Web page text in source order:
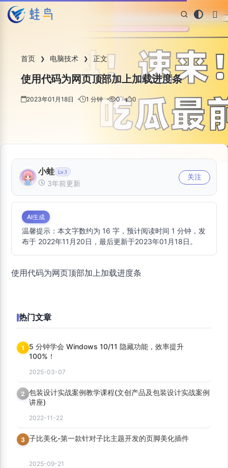
首页 ❯ 电脑技术 ❯ 正文
使用代码为网页顶部加上加载进度条
2023年01月18日 1 分钟 0 0
小蛙 Lv.1
3年前更新
关注
AI生成
温馨提示：本文字数约为 16 字，预计阅读时间 1 分钟，发
布于 2022年11月20日，最后更新于2023年01月18日。
使用代码为网页顶部加上加载进度条
热门文章
1
5 分钟学会 Windows 10/11 隐藏功能，效率提升
100%！
2025-03-07
2 包装设计实战案例教学课程(文创产品及包装设计实战案例
讲座)
2022-11-22
3 子比美化-第一款针对子比主题开发的页脚美化插件
2025-09-21